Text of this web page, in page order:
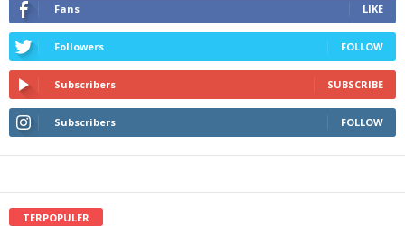
Fans LIKE
Followers FOLLOW
Subscribers SUBSCRIBE
Subscribers FOLLOW